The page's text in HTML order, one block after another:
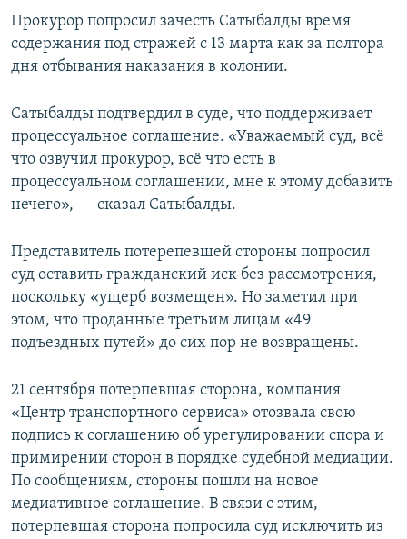
Прокурор попросил зачесть Сатыбалды время
содержания под стражей с 13 марта как за полтора
дня отбывания наказания в колонии.
Сатыбалды подтвердил в суде, что поддерживает
процессуальное соглашение. «Уважаемый суд, всё
что озвучил прокурор, всё что есть в
процессуальном соглашении, мне к этому добавить
нечего», — сказал Сатыбалды.
Представитель потерепевшей стороны попросил
суд оставить гражданский иск без рассмотрения,
поскольку «ущерб возмещен». Но заметил при
этом, что проданные третьим лицам «49
подъездных путей» до сих пор не возвращены.
21 сентября потерпевшая сторона, компания
«Центр транспортного сервиса» отозвала свою
подпись к соглашению об урегулировании спора и
примирении сторон в порядке судебной медиации.
По сообщениям, стороны пошли на новое
медиативное соглашение. В связи с этим,
потерпевшая сторона попросила суд исключить из